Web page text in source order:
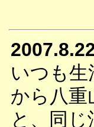
いつも生
から八重
と、同じ